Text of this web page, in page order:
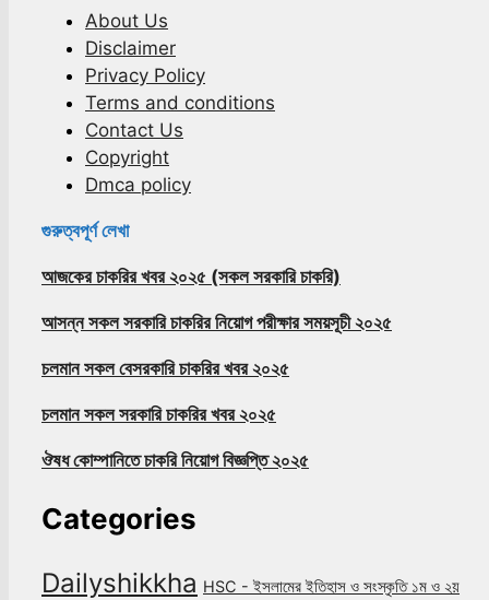
About Us
Disclaimer
Privacy Policy
Terms and conditions
Contact Us
Copyright
Dmca policy
গুরুত্বপূর্ণ লেখা
আজকের চাকরির খবর ২০২৫ (সকল সরকারি চাকরি)
আসন্ন সকল সরকারি চাকরির নিয়োগ পরীক্ষার সময়সূচী ২০২৫
চলমান সকল বেসরকারি চাকরির খবর ২০২৫
চলমান সকল সরকারি চাকরির খবর ২০২৫
ঔষধ কোম্পানিতে চাকরি নিয়োগ বিজ্ঞপ্তি ২০২৫
Categories
Dailyshikkha HSC - ইসলামের ইতিহাস ও সংস্কৃতি ১ম ও ২য়